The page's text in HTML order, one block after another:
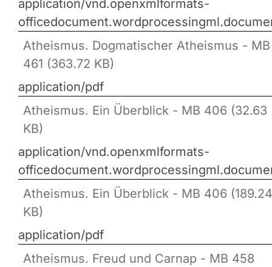
application/vnd.openxmlformats-
Atheismus. Dogmatischer Atheismus - MB
461 (363.72 KB)
application/pdf
Atheismus. Ein Überblick - MB 406 (32.63
KB)
application/vnd.openxmlformats-
Atheismus. Ein Überblick - MB 406 (189.24
KB)
application/pdf
Atheismus. Freud und Carnap - MB 458